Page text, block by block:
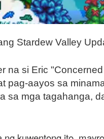
Stardew Valley
na si Eric
pag-aayos sa
sa mga tagahanga,